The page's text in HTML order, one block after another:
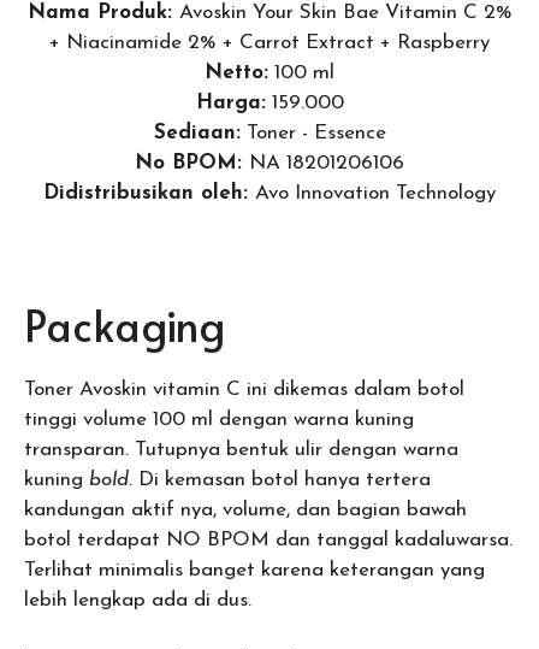
Nama Produk: Avoskin Your Skin Bae Vitamin C 2%
+ Niacinamide 2% + Carrot Extract + Raspberry
Netto: 100 ml
Harga:159.000
Sediaan:Toner - Essence
No BPOM: NA 18201206106
Didistribusikan oleh: Avo Innovation Technology
Packaging
Toner Avoskin vitamin C ini dikemas dalam botol
tinggi volume 100 ml dengan warna kuning
transparan. Tutupnya bentuk ulir dengan warna
kuning bold. Di kemasan botol hanya tertera
kandungan aktif nya, volume, dan bagian bawah
botol terdapat NO BPOM dan tanggal kadaluwarsa.
Terlihat minimalis banget karena keterangan yang
lebih lengkap ada di dus.